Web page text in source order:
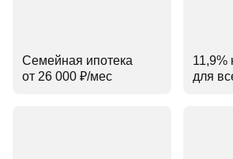
Семейная ипотека
от 26 000 ₽⁠/⁠мес
11,9%
для